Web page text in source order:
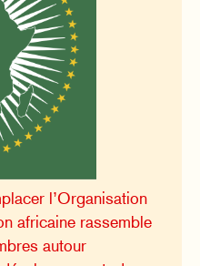
l’Organisation
africaine rassemble
autour